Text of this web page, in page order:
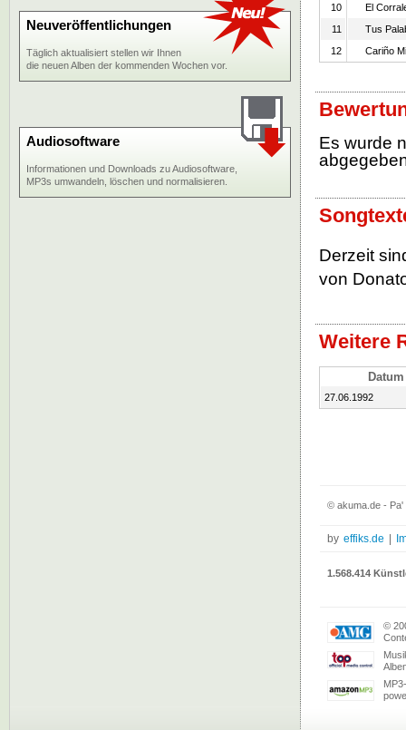
10
El
11
Tus
12
Cariño
Es wurde
Derzeit
von
Weitere
Datum
27.06.1992
Neuveröffentlichungen
Täglich aktualisiert stellen wir Ihnen
die neuen Alben der kommenden Wochen vor.
Audiosoftware
Informationen und Downloads zu Audiosoftware,
MP3s umwandeln, löschen und normalisieren.
© akuma.de - Pa'
by effiks.de
1.568.414
©